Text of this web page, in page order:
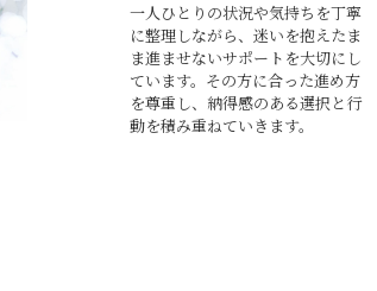
一人ひとりの状況や気持ちを丁寧
に整理しながら、迷いを抱えたま
ま進ませないサポートを大切にし
ています。その方に合った進め方
を尊重し、納得感のある選択と行
動を積み重ねていきます。